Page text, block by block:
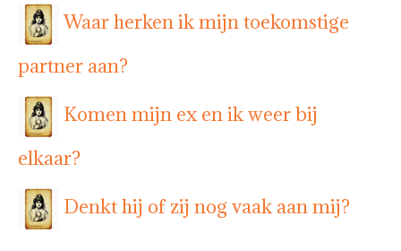
Waar herken ik mijn toekomstige
partner aan?
Komen mijn ex en ik weer bij
elkaar?
Denkt hij of zij nog vaak aan mij?